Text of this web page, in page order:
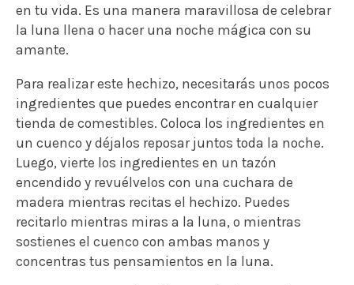
en tu vida. Es una manera maravillosa de celebrar
la luna llena o hacer una noche mágica con su
amante.
Para realizar este hechizo, necesitarás unos pocos
ingredientes que puedes encontrar en cualquier
tienda de comestibles. Coloca los ingredientes en
un cuenco y déjalos reposar juntos toda la noche.
Luego, vierte los ingredientes en un tazón
encendido y revuélvelos con una cuchara de
madera mientras recitas el hechizo. Puedes
recitarlo mientras miras a la luna, o mientras
sostienes el cuenco con ambas manos y
concentras tus pensamientos en la luna.